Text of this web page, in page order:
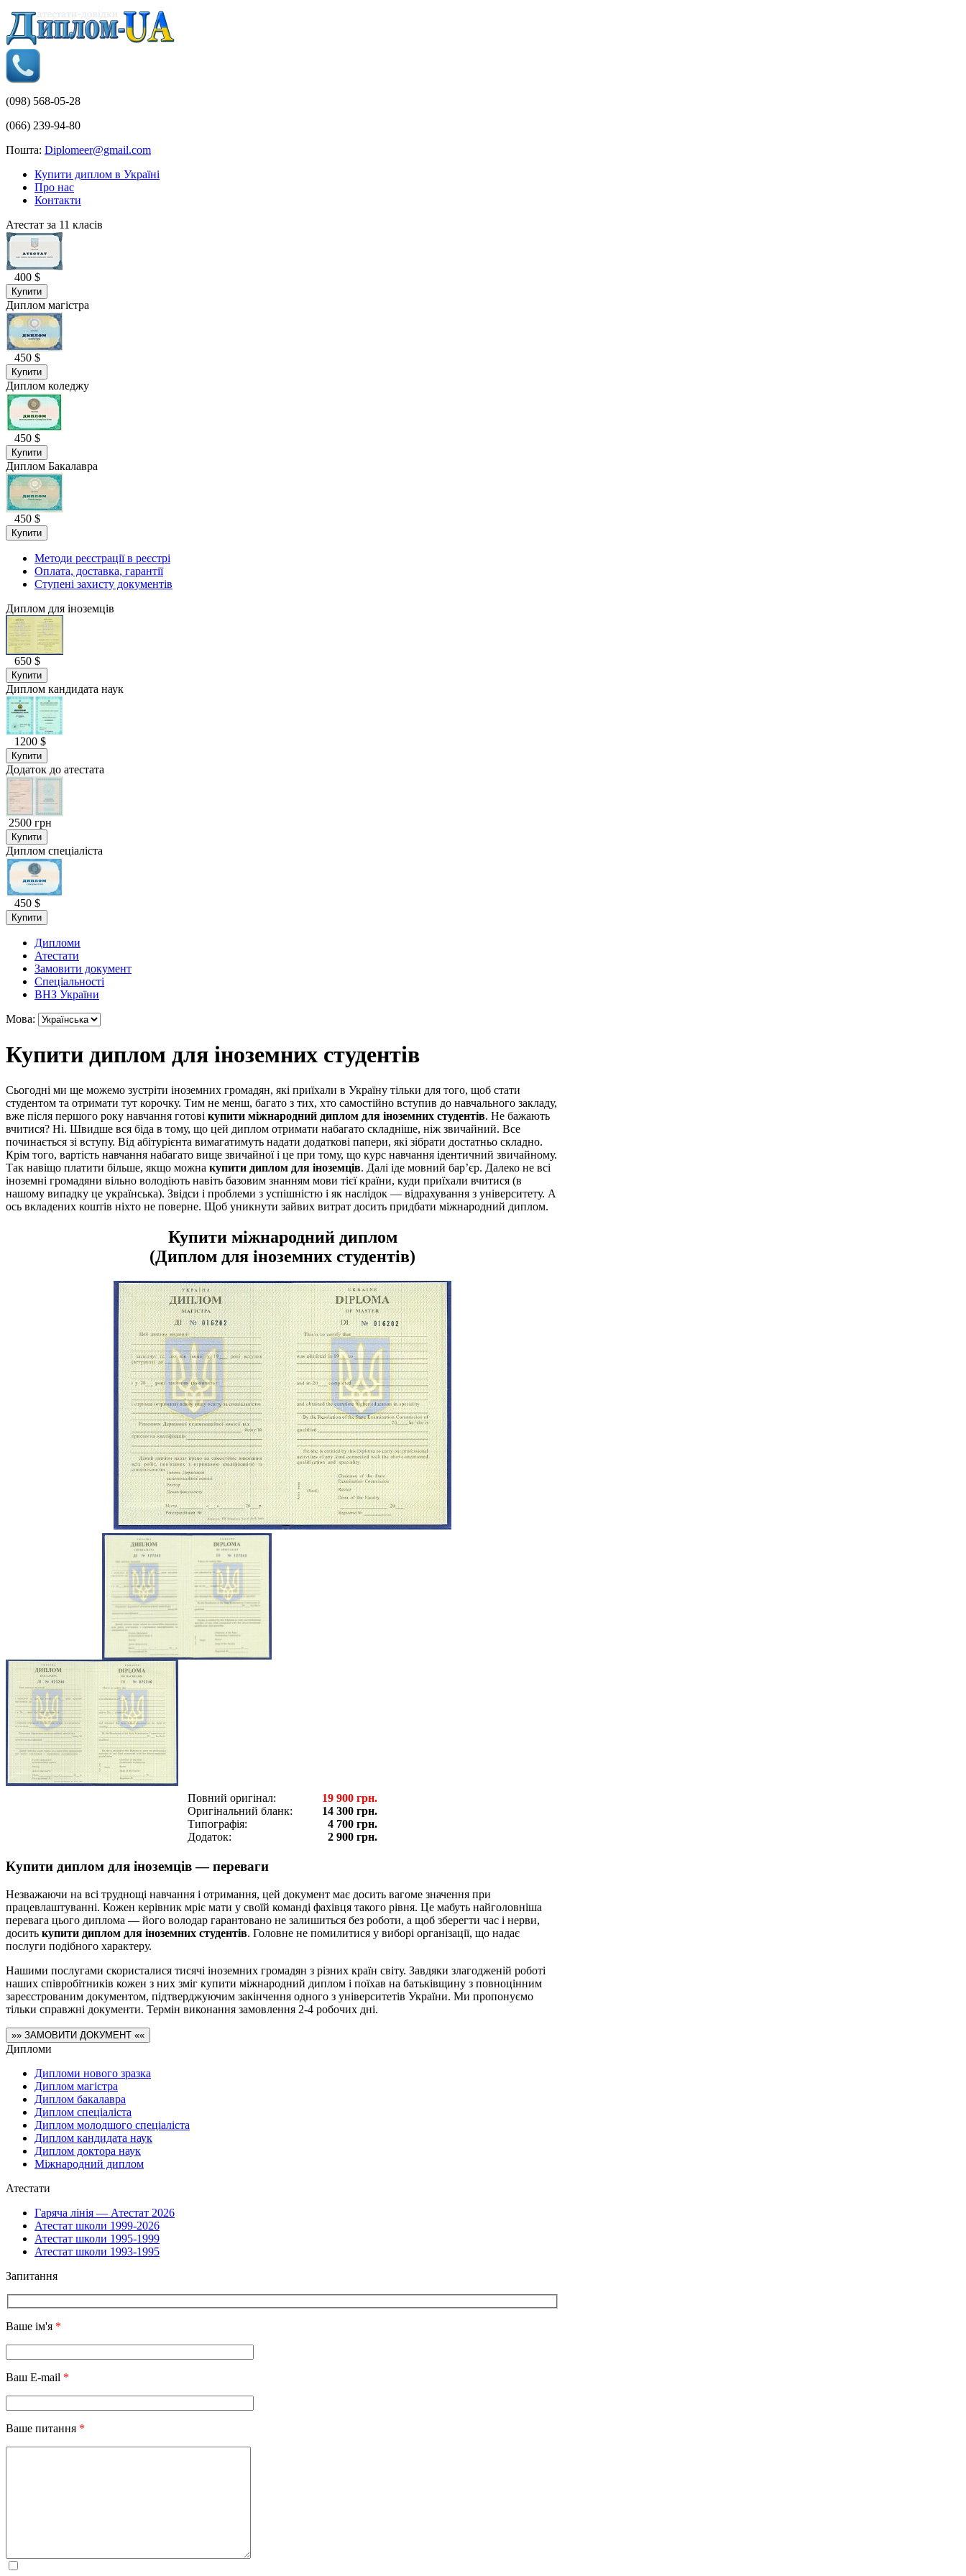
(098) 568-05-28
(066) 239-94-80
Пошта: Diplomeer@gmail.com
Купити диплом в Україні
Про нас
Контакти
Атестат за 11 класів
400 $
Купити
Диплом магістра
450 $
Купити
Диплом коледжу
450 $
Купити
Диплом Бакалавра
450 $
Купити
Методи реєстрації в реєстрі
Оплата, доставка, гарантії
Ступені захисту документів
Диплом для іноземців
650 $
Купити
Диплом кандидата наук
1200 $
Купити
Додаток до атестата
2500 грн
Купити
Диплом спеціаліста
450 $
Купити
Дипломи
Атестати
Замовити документ
Спеціальності
ВНЗ України
Мова:
Купити диплом для іноземних студентів
Сьогодні ми ще можемо зустріти іноземних громадян, які приїхали в Україну тільки для того, щоб стати
студентом та отримати тут корочку. Тим не менш, багато з тих, хто самостійно вступив до навчального закладу,
вже після першого року навчання готові купити міжнародний диплом для іноземних студентів. Не бажають
вчитися? Ні. Швидше вся біда в тому, що цей диплом отримати набагато складніше, ніж звичайний. Все
починається зі вступу. Від абітурієнта вимагатимуть надати додаткові папери, які зібрати достатньо складно.
Крім того, вартість навчання набагато вище звичайної і це при тому, що курс навчання ідентичний звичайному.
Так навіщо платити більше, якщо можна купити диплом для іноземців. Далі іде мовний бар’єр. Далеко не всі
іноземні громадяни вільно володіють навіть базовим знанням мови тієї країни, куди приїхали вчитися (в
нашому випадку це українська). Звідси і проблеми з успішністю і як наслідок — відрахування з університету. А
ось вкладених коштів ніхто не поверне. Щоб уникнути зайвих витрат досить придбати міжнародний диплом.
Купити міжнародний диплом
(Диплом для іноземних студентів)
Повний оригінал:
Оригінальний бланк:
Типографія:
Додаток:
19 900 грн.
14 300 грн.
4 700 грн.
2 900 грн.
Купити диплом для іноземців — переваги
Незважаючи на всі труднощі навчання і отримання, цей документ має досить вагоме значення при
працевлаштуванні. Кожен керівник мріє мати у своїй команді фахівця такого рівня. Це мабуть найголовніша
перевага цього диплома — його володар гарантовано не залишиться без роботи, а щоб зберегти час і нерви,
досить купити диплом для іноземних студентів. Головне не помилитися у виборі організації, що надає
послуги подібного характеру.
Нашими послугами скористалися тисячі іноземних громадян з різних країн світу. Завдяки злагодженій роботі
наших співробітників кожен з них зміг купити міжнародний диплом і поїхав на батьківщину з повноцінним
зареєстрованим документом, підтверджуючим закінчення одного з університетів України. Ми пропонуємо
тільки справжні документи. Термін виконання замовлення 2-4 робочих дні.
»» ЗАМОВИТИ ДОКУМЕНТ ««
Дипломи
Дипломи нового зразка
Диплом магістра
Диплом бакалавра
Диплом спеціаліста
Диплом молодшого спеціаліста
Диплом кандидата наук
Диплом доктора наук
Міжнародний диплом
Атестати
Гаряча лінія — Атестат 2026
Атестат школи 1999-2026
Атестат школи 1995-1999
Атестат школи 1993-1995
Запитання
Ваше ім'я *
Ваш E-mail *
Ваше питання *